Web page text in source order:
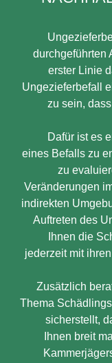
durchgeführten
erster Linie
Ungezieferbefall
zu sein,
Dafür ist es
eines Befalls zu
zu
Veränderungen
indirekten
Auftreten des
Ihnen die
jederzeit mit
Zusätzlich
Thema
sicherstellt,
Ihnen breit